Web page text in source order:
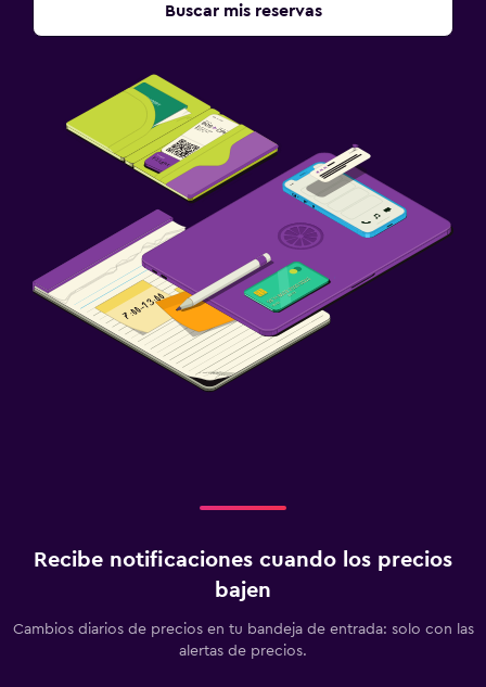
Buscar mis reservas
Recibe notificaciones cuando los precios
bajen
Cambios diarios de precios en tu bandeja de entrada: solo con las
alertas de precios.